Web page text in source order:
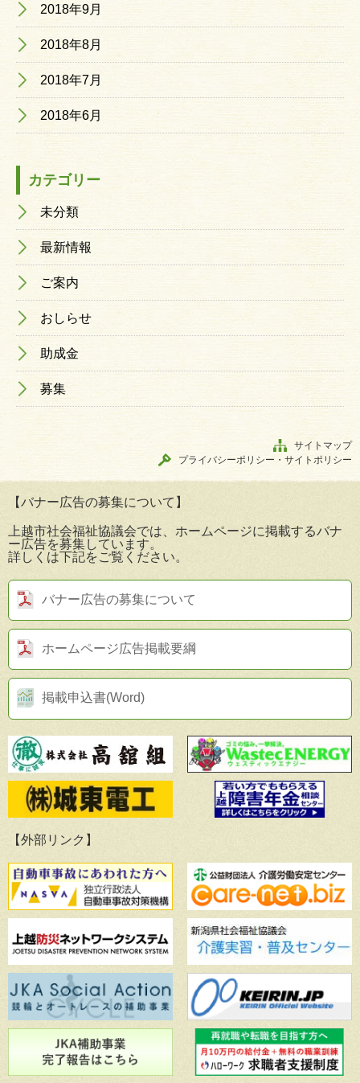
2018年9月
2018年8月
2018年7月
2018年6月
カテゴリー
未分類
最新情報
ご案内
おしらせ
助成金
募集
サイトマップ
プライバシーポリシー・サイトポリシー
【バナー広告の募集について】
上越市社会福祉協議会では、ホームページに掲載するバナ
ー広告を募集しています。
詳しくは下記をご覧ください。
バナー広告の募集について
ホームページ広告掲載要綱
掲載申込書(Word)
【外部リンク】